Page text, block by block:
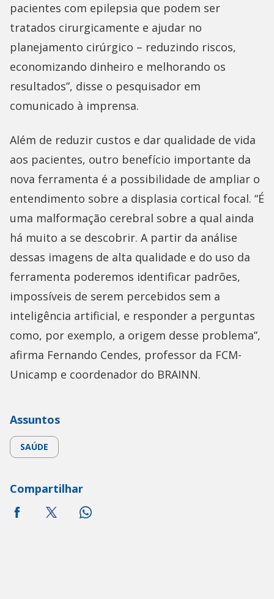
pacientes com epilepsia que podem ser
tratados cirurgicamente e ajudar no
planejamento cirúrgico – reduzindo riscos,
economizando dinheiro e melhorando os
resultados”, disse o pesquisador em
comunicado à imprensa.
Além de reduzir custos e dar qualidade de vida
aos pacientes, outro benefício importante da
nova ferramenta é a possibilidade de ampliar o
entendimento sobre a displasia cortical focal. “É
uma malformação cerebral sobre a qual ainda
há muito a se descobrir. A partir da análise
dessas imagens de alta qualidade e do uso da
ferramenta poderemos identificar padrões,
impossíveis de serem percebidos sem a
inteligência artificial, e responder a perguntas
como, por exemplo, a origem desse problema”,
afirma Fernando Cendes, professor da FCM-
Unicamp e coordenador do BRAINN.
Assuntos
SAÚDE
Compartilhar